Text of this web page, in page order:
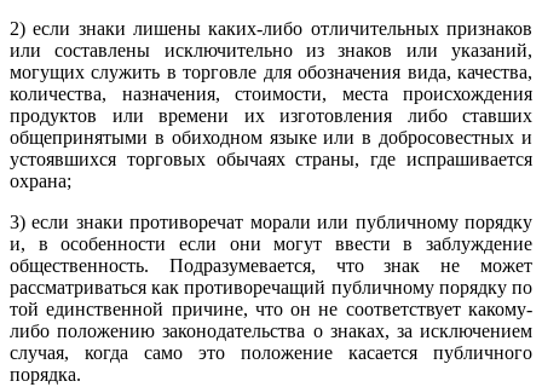
2) если знаки лишены каких-либо отличительных признаков
или составлены исключительно из знаков или указаний,
могущих служить в торговле для обозначения вида, качества,
количества, назначения, стоимости, места происхождения
продуктов или времени их изготовления либо ставших
общепринятыми в обиходном языке или в добросовестных и
устоявшихся торговых обычаях страны, где испрашивается
охрана;
3) если знаки противоречат морали или публичному порядку
и, в особенности если они могут ввести в заблуждение
общественность. Подразумевается, что знак не может
рассматриваться как противоречащий публичному порядку по
той единственной причине, что он не соответствует какому-
либо положению законодательства о знаках, за исключением
случая, когда само это положение касается публичного
порядка.